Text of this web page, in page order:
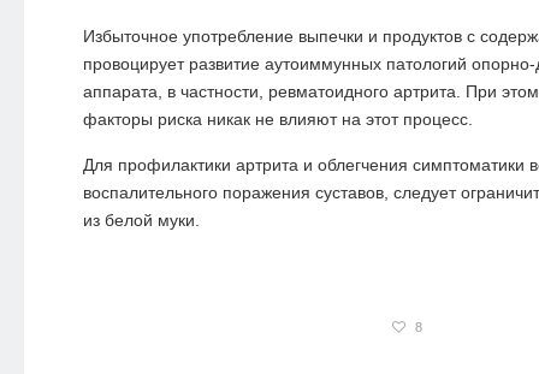
Избыточное употребление выпечки и продуктов с
провоцирует развитие аутоиммунных патологий опорно-
аппарата, в частности, ревматоидного артрита. При
факторы риска никак не влияют на этот процесс.
Для профилактики артрита и облегчения симптоматики
воспалительного поражения суставов, следует
из белой муки.
8